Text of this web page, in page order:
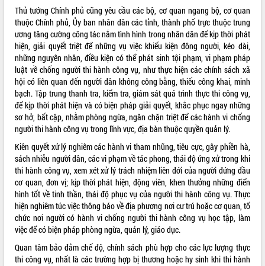
Thủ tướng Chính phủ cũng yêu cầu các bộ, cơ quan ngang bộ, cơ quan
thuộc Chính phủ, Ủy ban nhân dân các tỉnh, thành phố trực thuộc trung
ương tăng cường công tác nắm tình hình trong nhân dân để kịp thời phát
hiện, giải quyết triệt để những vụ việc khiếu kiện đông người, kéo dài,
những nguyên nhân, điều kiện có thể phát sinh tội phạm, vi phạm pháp
luật về chống người thi hành công vụ, như thực hiện các chính sách xã
hội có liên quan đến người dân không công bằng, thiếu công khai, minh
bạch. Tập trung thanh tra, kiểm tra, giám sát quá trình thực thi công vụ,
để kịp thời phát hiện và có biện pháp giải quyết, khắc phục ngay những
sơ hở, bất cập, nhằm phòng ngừa, ngăn chặn triệt để các hành vi chống
người thi hành công vụ trong lĩnh vực, địa bàn thuộc quyền quản lý.
Kiên quyết xử lý nghiêm các hành vi tham nhũng, tiêu cực, gây phiền hà,
sách nhiễu người dân, các vi phạm về tác phong, thái độ ứng xử trong khi
thi hành công vụ, xem xét xử lý trách nhiệm liên đới của người đứng đầu
cơ quan, đơn vị; kịp thời phát hiện, động viên, khen thưởng những điển
hình tốt về tinh thần, thái độ phục vụ của người thi hành công vụ. Thực
hiện nghiêm túc việc thông báo về địa phương nơi cư trú hoặc cơ quan, tổ
chức nơi người có hành vi chống người thi hành công vụ học tập, làm
việc để có biện pháp phòng ngừa, quản lý, giáo dục.
Quan tâm bảo đảm chế độ, chính sách phù hợp cho các lực lượng thực
thi công vụ, nhất là các trường hợp bị thương hoặc hy sinh khi thi hành